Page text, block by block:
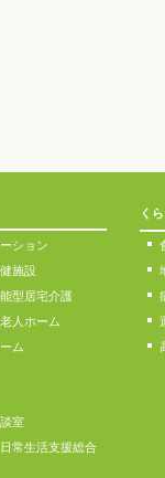
ション
施設
型居宅介護
人ホーム
ム
室
常生活支援総合
く